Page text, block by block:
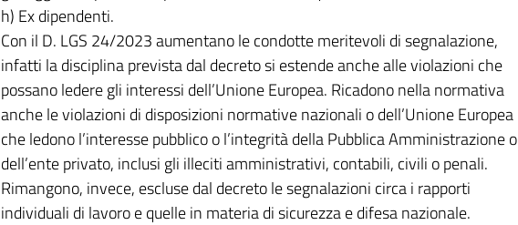
h) Ex dipendenti.
Con il D. LGS 24/2023 aumentano le condotte meritevoli di segnalazione,
infatti la disciplina prevista dal decreto si estende anche alle violazioni che
possano ledere gli interessi dell’Unione Europea. Ricadono nella normativa
anche le violazioni di disposizioni normative nazionali o dell’Unione Europea
che ledono l’interesse pubblico o l’integrità della Pubblica Amministrazione o
dell’ente privato, inclusi gli illeciti amministrativi, contabili, civili o penali.
Rimangono, invece, escluse dal decreto le segnalazioni circa i rapporti
individuali di lavoro e quelle in materia di sicurezza e difesa nazionale.